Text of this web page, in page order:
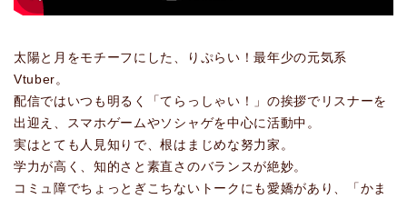
太陽と月をモチーフにした、りぷらい！最年少の元気系
Vtuber。
配信ではいつも明るく「てらっしゃい！」の挨拶でリスナーを
出迎え、スマホゲームやソシャゲを中心に活動中。
実はとても人見知りで、根はまじめな努力家。
学力が高く、知的さと素直さのバランスが絶妙。
コミュ障でちょっとぎこちないトークにも愛嬌があり、「かま